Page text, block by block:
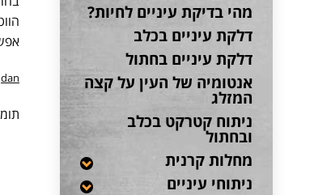
dan
מהי בדיקת עיניים לחיות?
דלקת עיניים בכלב
דלקת עיניים בחתול
אנטומיה של העין על קצה
המזלג
ניתוח קטרקט בכלב
ובחתול
מחלות קרנית
ניתוחי עיניים